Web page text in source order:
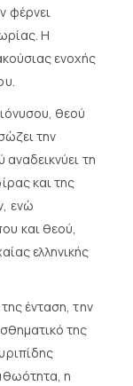
φέρνει
Η
ενοχής
θεού
την
τη
και της
ενώ
και θεού,
ελληνικής
ένταση, την
της
η